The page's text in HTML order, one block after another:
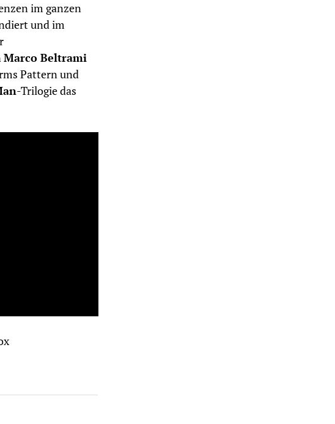
im ganzen
und im
Marco Beltrami
Pattern und
-Trilogie das